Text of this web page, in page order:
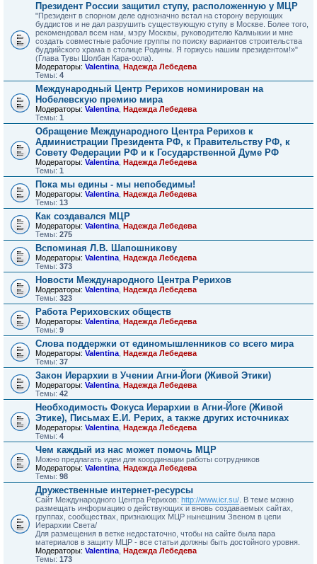
Президент России защитил ступу, расположенную у МЦР
"Президент в спорном деле однозначно встал на сторону верующих
буддистов и не дал разрушить существующую ступу в Москве. Более того,
рекомендовал всем нам, мэру Москвы, руководителю Калмыкии и мне
создать совместные рабочие группы по поиску вариантов строительства
буддийского храма в столице Родины. Я горжусь нашим президентом!»"
(Глава Тувы Шолбан Кара-оола).
Модераторы: Valentina Надежда Лебедева
Темы: 4
Международный Центр Рерихов номинирован на
Нобелевскую премию мира
Модераторы: Valentina Надежда Лебедева
Темы: 1
Обращение Международного Центра Рерихов к
Администрации Президента РФ, к Правительству РФ, к
Совету Федерации РФ и к Государственной Думе РФ
Модераторы: Valentina Надежда Лебедева
Темы: 1
Пока мы едины - мы непобедимы!
Модераторы: Valentina Надежда Лебедева
Темы: 13
Как создавался МЦР
Модераторы: Valentina Надежда Лебедева
Темы: 275
Вспоминая Л.В. Шапошникову
Модераторы: Valentina Надежда Лебедева
Темы: 373
Новости Международного Центра Рерихов
Модераторы: Valentina Надежда Лебедева
Темы: 323
Работа Рериховских обществ
Модераторы: Valentina Надежда Лебедева
Темы: 9
Слова поддержки от единомышленников со всего мира
Модераторы: Valentina Надежда Лебедева
Темы: 37
Закон Иерархии в Учении Агни-Йоги (Живой Этики)
Модераторы: Valentina Надежда Лебедева
Темы: 42
Необходимость Фокуса Иерархии в Агни-Йоге (Живой
Этике), Письмах Е.И. Рерих, а также других источниках
Модераторы: Valentina Надежда Лебедева
Темы: 4
Чем каждый из нас может помочь МЦР
Можно предлагать идеи для координации работы сотрудников
Модераторы: Valentina Надежда Лебедева
Темы: 98
Дружественные интернет-ресурсы
Сайт Международного Центра Рерихов: http://www.icr.su/ . В теме можно
размещать информацию о действующих и вновь создаваемых сайтах,
группах, сообществах, признающих МЦР нынешним Звеном в цепи
Иерархии Света/
Для размещения в ветке недостаточно, чтобы на сайте была пара
материалов в защиту МЦР - все статьи должны быть достойного уровня.
Модераторы: Valentina Надежда Лебедева
Темы: 173